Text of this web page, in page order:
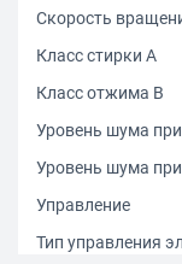
Скорость
Класс стирки A
Класс отжима B
Уровень шума
Уровень шума
Управление
Тип управления